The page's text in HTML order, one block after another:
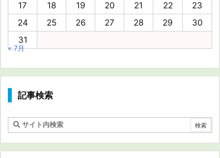
17
18 19 20 21 22
23
24
25 26 27 28 29
30
31
« 7月
記事検索